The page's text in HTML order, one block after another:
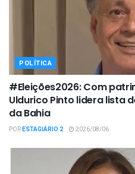
POLÍTICA
#Eleições2026: Com
Uldurico Pinto lidera lista
da Bahia
PORESTAGIÁRIO 2 2026/08/06